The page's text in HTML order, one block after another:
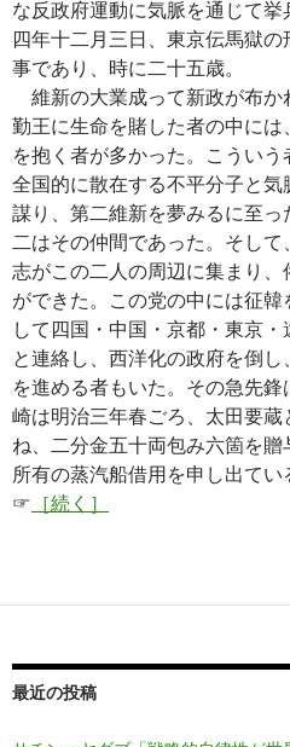
な反政府運動に気脈を通じて
四年十二月三日、東京伝馬獄
事であり、時に二十五歳。
維新の大業成って新政が布か
勤王に生命を賭した者の中に
を抱く者が多かった。こういう
全国的に散在する不平分子と
謀り、第二維新を夢みるに至
二はその仲間であった。そし
志がこの二人の周辺に集まり
ができた。この党の中には征
して四国・中国・京都・東京
と連絡し、西洋化の政府を倒
を進める者もいた。その急先
崎は明治三年春ごろ、太田要
ね、二分金五十両包み六箇を
所有の蒸汽船借用を申し出てい
☞ ［続く］
最近の投稿